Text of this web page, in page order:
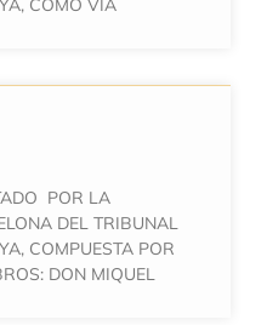
COMO VÍA
POR LA
DEL TRIBUNAL
COMPUESTA POR
DON MIQUEL